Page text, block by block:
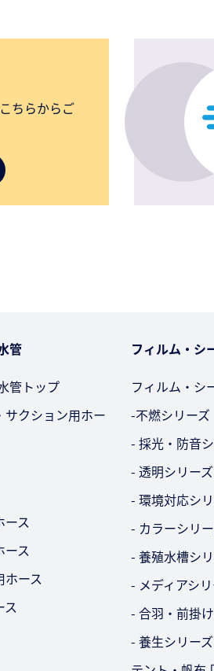
ちらからご
管
管トップ
クション用ホー
ース
ース
ホース
ス
フィルム・シ
フィルム・シ
-不燃シリーズ
- 採光・防音
- 透明シリーズ
- 環境対応シ
- カラーシリ
- 養殖水槽シ
- メディアシ
- 合羽・前掛
- 養生シリーズ